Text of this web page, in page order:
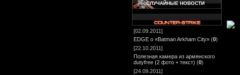
СЛУЧАЙНЫЕ НОВОСТИ
[02.09.2011]
EDGE о «Batman Arkham City» (0)
[22.10.2011]
Полезная камера из армянского
dutyfree (2 фото + текст) (0)
[24.09.2011]